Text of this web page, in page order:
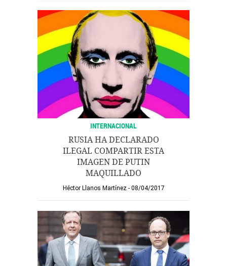
INTERNACIONAL
RUSIA HA DECLARADO
ILEGAL COMPARTIR ESTA
IMAGEN DE PUTIN
MAQUILLADO
Héctor Llanos Martínez 08/04/2017